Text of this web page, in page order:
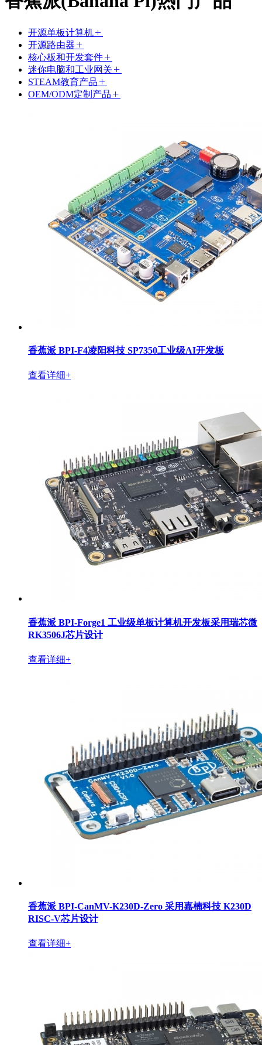
开源单板计算机
开源路由器
核心板和开发套件
迷你电脑和工业网关
STEAM教育产品
OEM/ODM定制产品
香蕉派 BPI-F4凌阳科技 SP7350工业级AI开发板
查看详细+
香蕉派 BPI-Forge1 工业级单板计算机开发板采用瑞芯微
RK3506J芯片设计
查看详细+
香蕉派 BPI-CanMV-K230D-Zero 采用嘉楠科技 K230D
RISC-V芯片设计
查看详细+